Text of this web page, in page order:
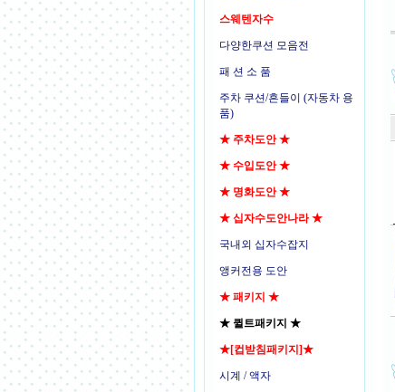
스웨텐자수
다양한쿠션 모음전
패 션 소 품
주차 쿠션/흔들이 (자동차 용
품)
★ 주차도안 ★
★ 수입도안 ★
★ 명화도안 ★
★ 십자수도안나라 ★
국내외 십자수잡지
앵커전용 도안
★ 패키지 ★
★ 퀼트패키지 ★
★[컵받침패키지]★
시계 / 액자